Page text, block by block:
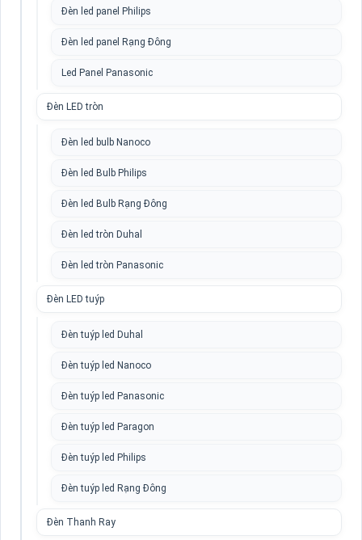
Đèn led panel Philips
Đèn led panel Rạng Đông
Led Panel Panasonic
Đèn LED tròn
Đèn led bulb Nanoco
Đèn led Bulb Philips
Đèn led Bulb Rạng Đông
Đèn led tròn Duhal
Đèn led tròn Panasonic
Đèn LED tuýp
Đèn tuýp led Duhal
Đèn tuýp led Nanoco
Đèn tuýp led Panasonic
Đèn tuýp led Paragon
Đèn tuýp led Philips
Đèn tuýp led Rạng Đông
Đèn Thanh Ray